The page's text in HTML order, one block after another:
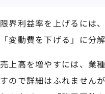
限界利益率を上げるには
「変動費を下げる」に分
売上高を増やすには、業
すので詳細はふれません